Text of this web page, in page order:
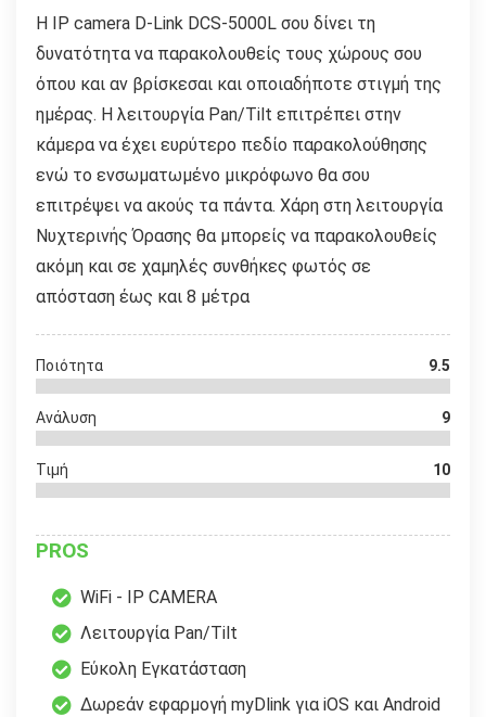
Η IP camera D-Link DCS-5000L σου δίνει τη
δυνατότητα να παρακολουθείς τους χώρους σου
όπου και αν βρίσκεσαι και οποιαδήποτε στιγμή της
ημέρας. Η λειτουργία Pan/Tilt επιτρέπει στην
κάμερα να έχει ευρύτερο πεδίο παρακολούθησης
ενώ το ενσωματωμένο μικρόφωνο θα σου
επιτρέψει να ακούς τα πάντα. Χάρη στη λειτουργία
Νυχτερινής Όρασης θα μπορείς να παρακολουθείς
ακόμη και σε χαμηλές συνθήκες φωτός σε
απόσταση έως και 8 μέτρα
Ποιότητα 9.5
Ανάλυση 9
Τιμή 10
PROS
WiFi - IP CAMERA
Λειτουργία Pan/Tilt
Εύκολη Εγκατάσταση
Δωρεάν εφαρμογή myDlink για iOS και Android